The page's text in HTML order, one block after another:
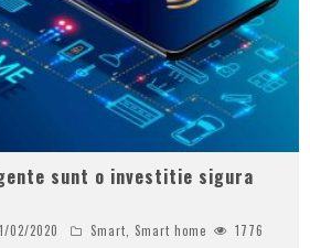
sunt o investitie sigura
02/2020 Smart, Smart home 1776